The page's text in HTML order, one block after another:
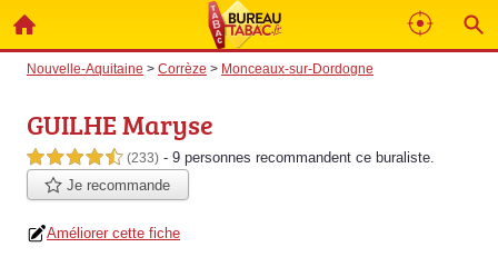
Nouvelle-Aquitaine > Corrèze > Monceaux-sur-Dordogne
GUILHE Maryse
4,5 étoiles sur 5 (233) - 9 personnes recommandent ce buraliste.
Je recommande
Améliorer cette fiche